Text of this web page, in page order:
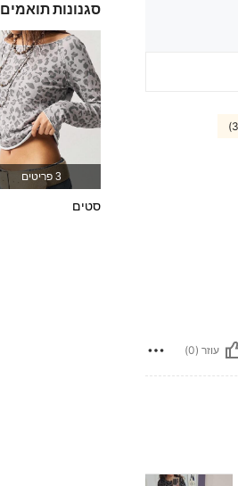
עוזר (0)
4.83
4.83
4.83
סגנונות תואמים
3 פריטים
סטים